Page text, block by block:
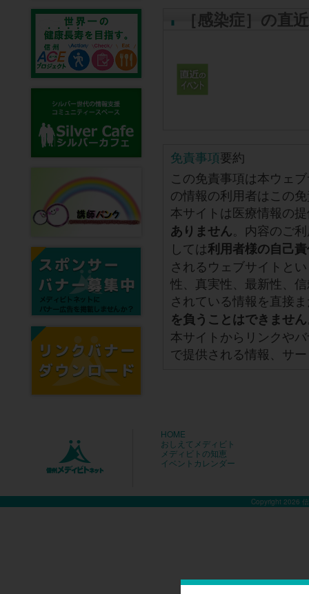
［感染症］の直
免責事項要約
この免責事項は本ウェ
の情報の利用者はこの
本サイトは医療情報の
ありません。内容のご
しては利用者様の自己
されるウェブサイトと
性、真実性、最新性、
されている情報を直接
を負うことはできません
本サイトからリンクや
で提供される情報、サ
HOME
おしえてメディビト
メディビトの知恵
イベントカレンダー
Copyright 2026